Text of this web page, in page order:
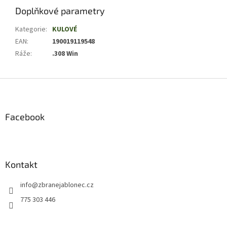
Doplňkové parametry
Kategorie: KULOVÉ
EAN:
190019119548
Ráže: .308 Win
Facebook
Kontakt
info@zbranejablonec.cz
775 303 446